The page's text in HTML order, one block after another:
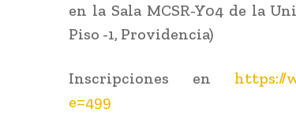
en la Sala MCSR-Y04 de la
Piso -1, Providencia)
Inscripciones en https://
e=499